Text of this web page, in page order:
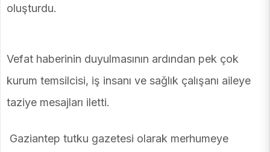
oluşturdu.
Vefat haberinin duyulmasının ardından pek çok
kurum temsilcisi, iş insanı ve sağlık çalışanı aileye
taziye mesajları iletti.
Gaziantep tutku gazetesi olarak merhumeye